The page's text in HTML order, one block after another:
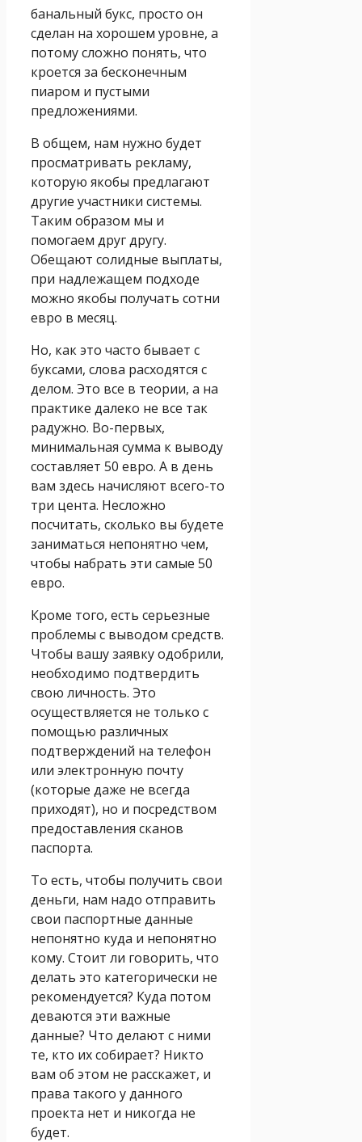
банальный букс, просто он
сделан на хорошем уровне, а
потому сложно понять, что
кроется за бесконечным
пиаром и пустыми
предложениями.
В общем, нам нужно будет
просматривать рекламу,
которую якобы предлагают
другие участники системы.
Таким образом мы и
помогаем друг другу.
Обещают солидные выплаты,
при надлежащем подходе
можно якобы получать сотни
евро в месяц.
Но, как это часто бывает с
буксами, слова расходятся с
делом. Это все в теории, а на
практике далеко не все так
радужно. Во-первых,
минимальная сумма к выводу
составляет 50 евро. А в день
вам здесь начисляют всего-то
три цента. Несложно
посчитать, сколько вы будете
заниматься непонятно чем,
чтобы набрать эти самые 50
евро.
Кроме того, есть серьезные
проблемы с выводом средств.
Чтобы вашу заявку одобрили,
необходимо подтвердить
свою личность. Это
осуществляется не только с
помощью различных
подтверждений на телефон
или электронную почту
(которые даже не всегда
приходят), но и посредством
предоставления сканов
паспорта.
То есть, чтобы получить свои
деньги, нам надо отправить
свои паспортные данные
непонятно куда и непонятно
кому. Стоит ли говорить, что
делать это категорически не
рекомендуется? Куда потом
деваются эти важные
данные? Что делают с ними
те, кто их собирает? Никто
вам об этом не расскажет, и
права такого у данного
проекта нет и никогда не
будет.